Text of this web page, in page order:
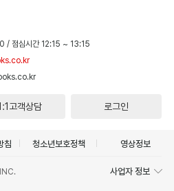
/ 점심시간 12:15 ~ 13:15
고객상담 로그인
침 청소년보호정책 영상정보
사업자 정보